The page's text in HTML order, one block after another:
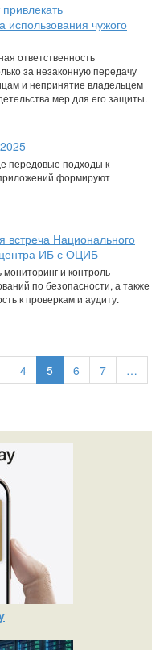
использования чужого
ответственность
за незаконную передачу
и непринятие владельцем
мер для его защиты.
передовые подходы к
формируют
встреча Национального
ИБ с ОЦИБ
и контроль
по безопасности, а также
к проверкам и аудиту.
4 5 6 7
…